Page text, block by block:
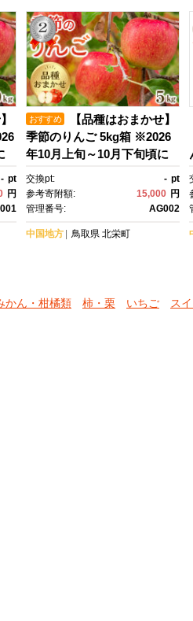
予
栄
- pt
円
おすすめ
【品種はおまかせ】
季節のりんご 5kg箱 ※2026
年10月上旬～10月下旬頃に
順次発送予定【りんご 林
檎 フルーツ 果物 新鮮 先行予
約 おまかせ 季節 鳥取県 北栄
交換pt: - pt
参考寄附額:
15,000 円
管理番号:
AG002
中国地方 鳥取県 北栄町
かん・柑橘類 柿・栗 いちご ス